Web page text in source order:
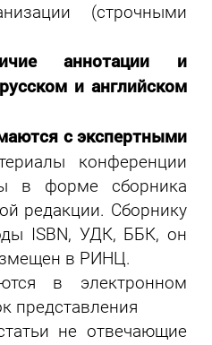
(строчными
аннотации и
и английском
с экспертными
конференции
в форме сборника
редакции. Сборнику
ISBN, УДК, ББК, он
в РИНЦ.
в электронном
представления
не отвечающие